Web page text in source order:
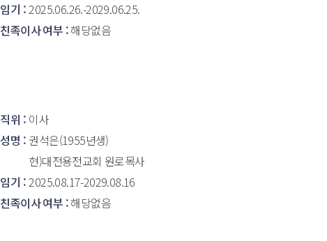
임기 : 2025.06.26.-2029.06.25.
친족이사 여부 : 해당없음
직위 : 이사
성명 : 권석은(1955년생)
현)대전용전교회 원로목사
임기 : 2025.08.17-2029.08.16
친족이사 여부 : 해당없음